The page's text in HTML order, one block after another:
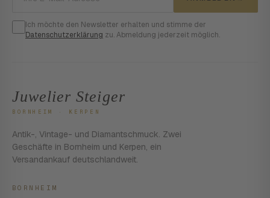
Ich möchte den Newsletter erhalten und stimme der
Datenschutzerklärung zu. Abmeldung jederzeit möglich.
Juwelier Steiger
BORNHEIM · KERPEN
Antik-, Vintage- und Diamantschmuck. Zwei
Geschäfte in Bornheim und Kerpen, ein
Versandankauf deutschlandweit.
BORNHEIM